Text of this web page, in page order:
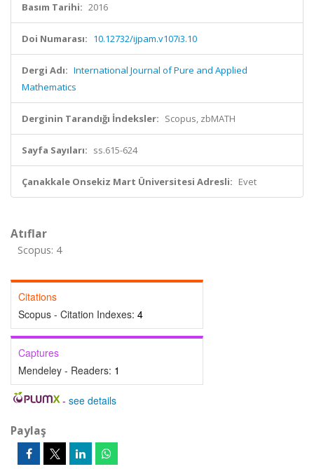
Basım Tarihi: 2016
Doi Numarası: 10.12732/ijpam.v107i3.10
Dergi Adı: International Journal of Pure and Applied
Mathematics
Derginin Tarandığı İndeksler: Scopus, zbMATH
Sayfa Sayıları: ss.615-624
Çanakkale Onsekiz Mart Üniversitesi Adresli: Evet
Atıflar
Scopus: 4
Citations
Scopus - Citation Indexes: 4
Captures
Mendeley - Readers: 1
- see details
Paylaş